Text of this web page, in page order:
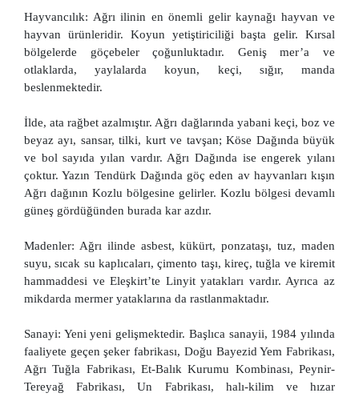
Hayvancılık: Ağrı ilinin en önemli gelir kaynağı hayvan ve
hayvan ürünleridir. Koyun yetiştiriciliği başta gelir. Kırsal
bölgelerde göçebeler çoğunluktadır. Geniş mer’a ve
otlaklarda, yaylalarda koyun, keçi, sığır, manda
beslenmektedir.
İlde, ata rağbet azalmıştır. Ağrı dağlarında yabani keçi, boz ve
beyaz ayı, sansar, tilki, kurt ve tavşan; Köse Dağında büyük
ve bol sayıda yılan vardır. Ağrı Dağında ise engerek yılanı
çoktur. Yazın Tendürk Dağında göç eden av hayvanları kışın
Ağrı dağının Kozlu bölgesine gelirler. Kozlu bölgesi devamlı
güneş gördüğünden burada kar azdır.
Madenler: Ağrı ilinde asbest, kükürt, ponzataşı, tuz, maden
suyu, sıcak su kaplıcaları, çimento taşı, kireç, tuğla ve kiremit
hammaddesi ve Eleşkirt’te Linyit yatakları vardır. Ayrıca az
mikdarda mermer yataklarına da rastlanmaktadır.
Sanayi: Yeni yeni gelişmektedir. Başlıca sanayii, 1984 yılında
faaliyete geçen şeker fabrikası, Doğu Bayezid Yem Fabrikası,
Ağrı Tuğla Fabrikası, Et-Balık Kurumu Kombinası, Peynir-
Tereyağ Fabrikası, Un Fabrikası, halı-kilim ve hızar